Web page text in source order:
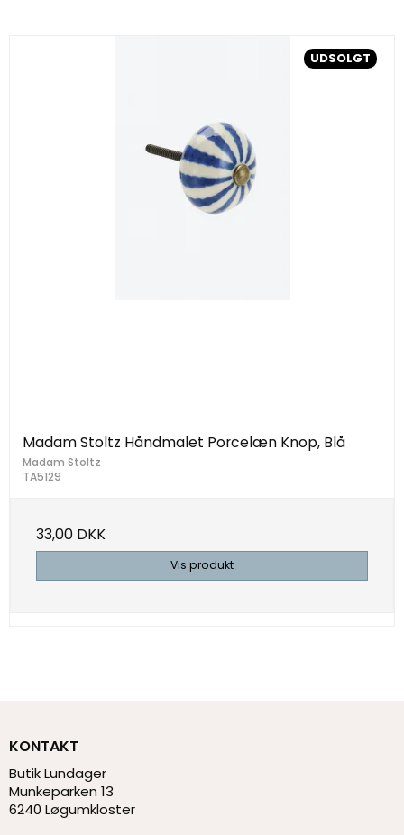
UDSOLGT
Madam Stoltz Håndmalet Porcelæn Knop, Blå
Madam Stoltz
TA5129
33,00 DKK
Vis produkt
KONTAKT
Butik Lundager
Munkeparken 13
6240 Løgumkloster